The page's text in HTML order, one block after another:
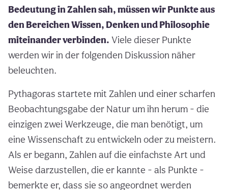
Bedeutung in Zahlen sah, müssen wir Punkte aus
den Bereichen Wissen, Denken und Philosophie
miteinander verbinden. Viele dieser Punkte
werden wir in der folgenden Diskussion näher
beleuchten.
Pythagoras startete mit Zahlen und einer scharfen
Beobachtungsgabe der Natur um ihn herum - die
einzigen zwei Werkzeuge, die man benötigt, um
eine Wissenschaft zu entwickeln oder zu meistern.
Als er begann, Zahlen auf die einfachste Art und
Weise darzustellen, die er kannte - als Punkte -
bemerkte er, dass sie so angeordnet werden